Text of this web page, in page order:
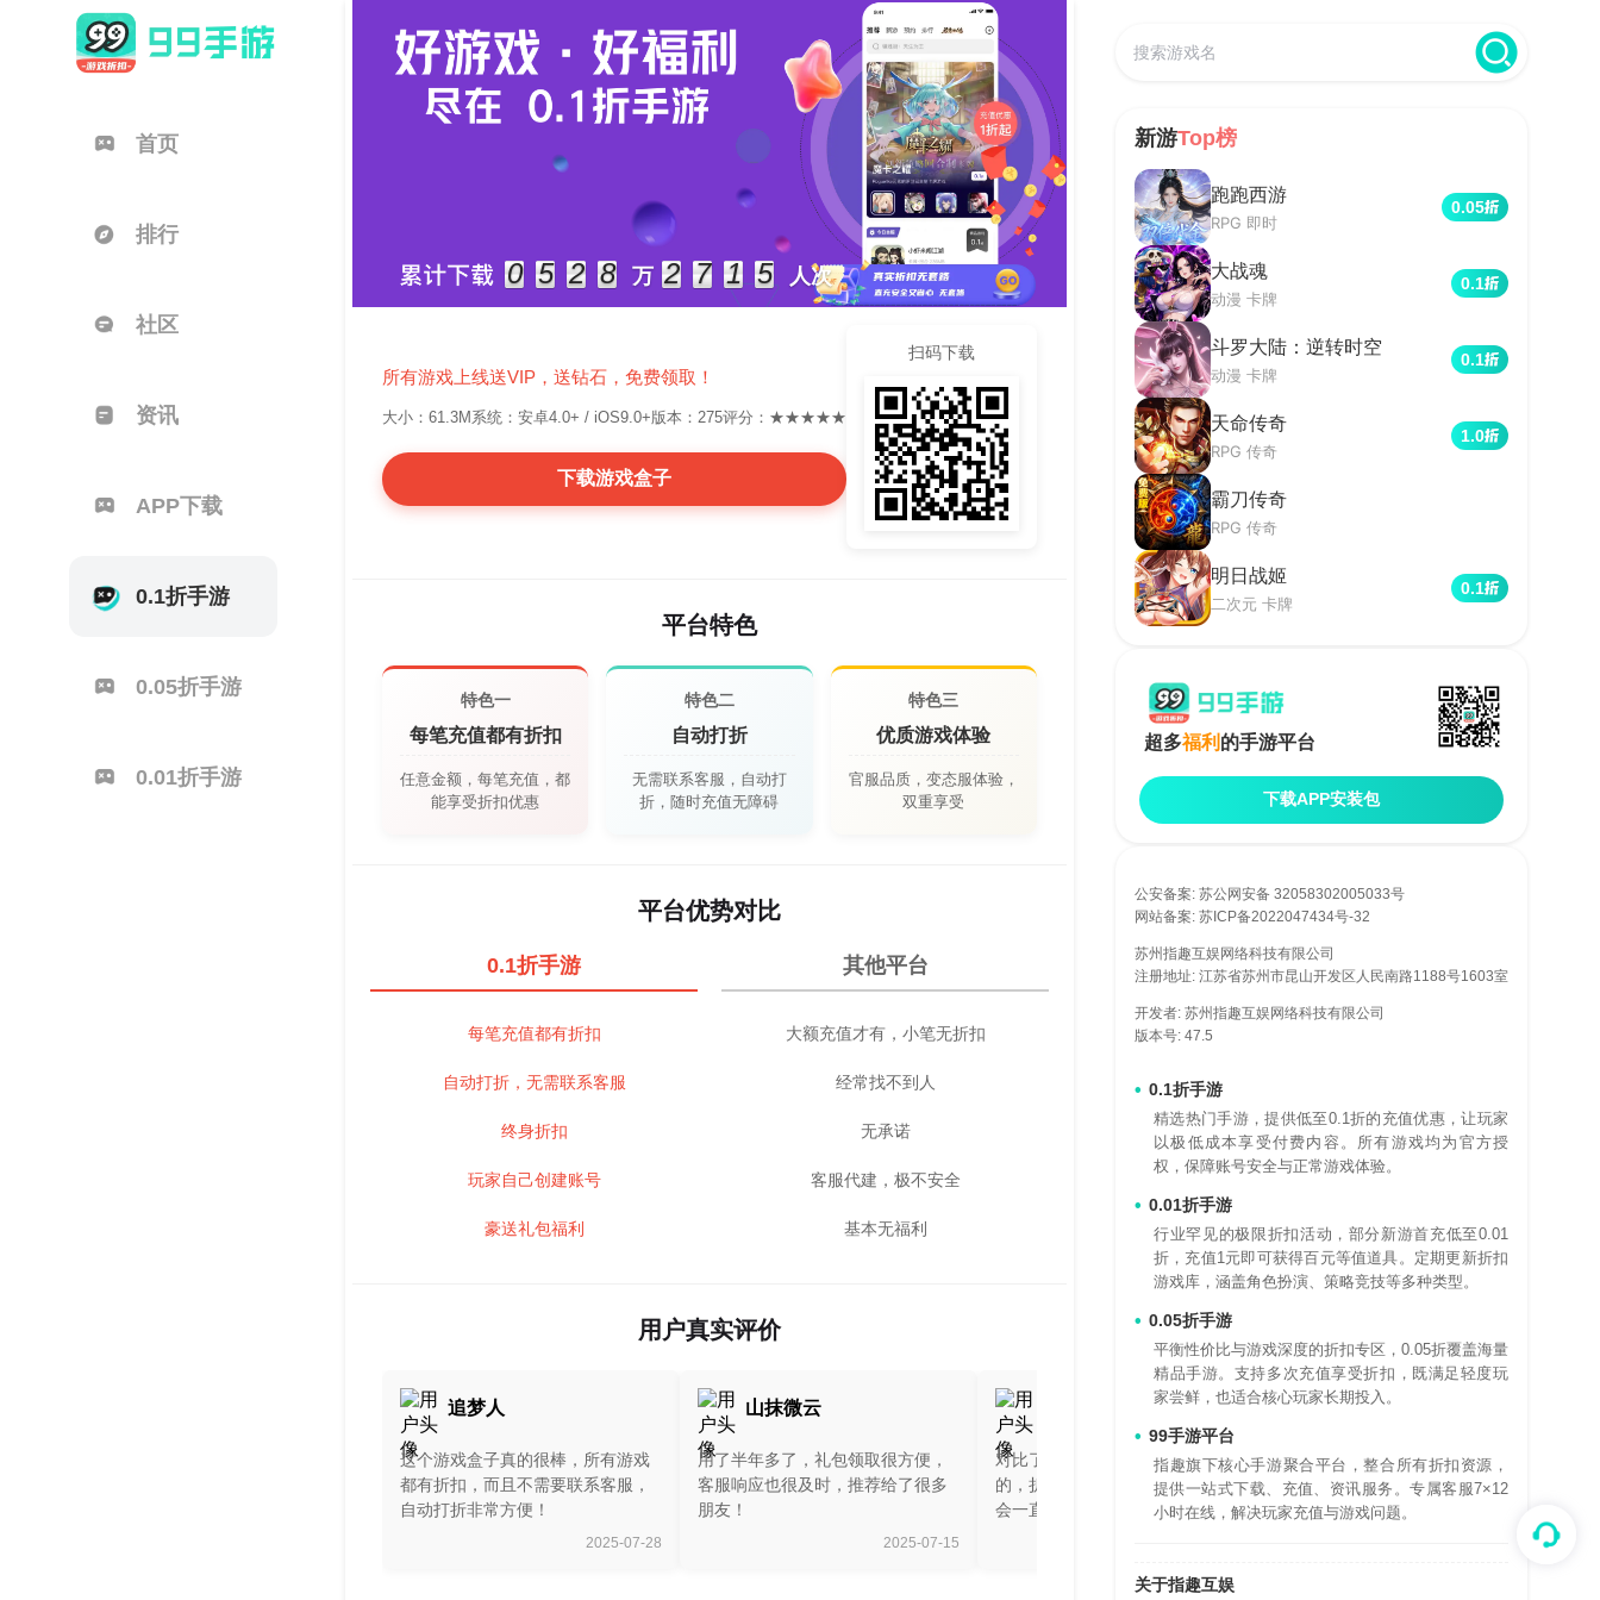
首页
排行
社区
资讯
APP下载
0.1折手游
0.05折手游
0.01折手游
0 5 2 8 万 2 7 1 5 人次
所有游戏上线送VIP，送钻石，免费领取！
大小：61.3M 系统：安卓4.0+ / iOS9.0+ 版本：275评分：★★★★★
下载游戏盒子
扫码下载
平台特色
特色一
每笔充值都有折扣
任意金额，每笔充值，都
能享受折扣优惠
特色二
自动打折
无需联系客服，自动打
折，随时充值无障碍
特色三
优质游戏体验
官服品质，变态服体验，
双重享受
平台优势对比
0.1折手游
每笔充值都有折扣
自动打折，无需联系客服
终身折扣
玩家自己创建账号
豪送礼包福利
其他平台
大额充值才有，小笔无折扣
经常找不到人
无承诺
客服代建，极不安全
基本无福利
用户真实评价
追梦人
这个游戏盒子真的很棒，所有游戏
都有折扣，而且不需要联系客服，
自动打折非常方便！
2025-07-28
山抹微云
用了半年多了，礼包领取很方便，
客服响应也很及时，推荐给了很多
朋友！
2025-07-15
对比了很多平台，这个是最良心
的，折扣力度大，游戏种类也多，
会一直支持！
新游Top榜
跑跑西游
RPG 即时
0.05
大战魂
动漫 卡牌
0.1
斗罗大陆：逆转时空
动漫 卡牌
0.1
天命传奇
RPG 传奇
1.0
霸刀传奇
RPG 传奇
明日战姬
二次元 卡牌
0.1
超多福利 的手游平台
下载APP安装包
公安备案: 苏公网安备 32058302005033号
网站备案: 苏ICP备2022047434号-32
增值电信业务经营许可证: 苏B2-20170289
苏州指趣互娱网络科技有限公司
注册地址: 江苏省苏州市昆山开发区人民南路1188号1603室
开发者: 苏州指趣互娱网络科技有限公司
版本号: 47.5
0.1折手游
精选热门手游，提供低至0.1折的充值优惠，让玩家
以极低成本享受付费内容。所有游戏均为官方授
权，保障账号安全与正常游戏体验。
0.01折手游
行业罕见的极限折扣活动，部分新游首充低至0.01
折，充值1元即可获得百元等值道具。定期更新折扣
游戏库，涵盖角色扮演、策略竞技等多种类型。
0.05折手游
平衡性价比与游戏深度的折扣专区，0.05折覆盖海量
精品手游。支持多次充值享受折扣，既满足轻度玩
家尝鲜，也适合核心玩家长期投入。
99手游平台
指趣旗下核心手游聚合平台，整合所有折扣资源，
提供一站式下载、充值、资讯服务。专属客服7×12
小时在线，解决玩家充值与游戏问题。
关于指趣互娱